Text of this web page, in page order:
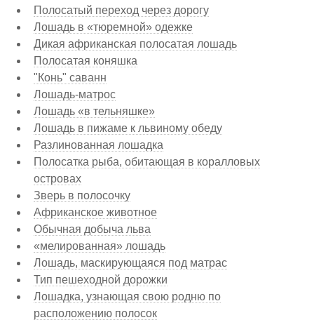
Полосатый переход через дорогу
Лошадь в «тюремной» одежке
Дикая африканская полосатая лошадь
Полосатая коняшка
"Конь" саванн
Лошадь-матрос
Лошадь «в тельняшке»
Лошадь в пижаме к львиному обеду
Разлинованная лошадка
Полосатка рыба, обитающая в коралловых
островах
Зверь в полосочку
Африканское животное
Обычная добыча льва
«мелированная» лошадь
Лошадь, маскирующаяся под матрас
Тип пешеходной дорожки
Лошадка, узнающая свою родню по
расположению полосок